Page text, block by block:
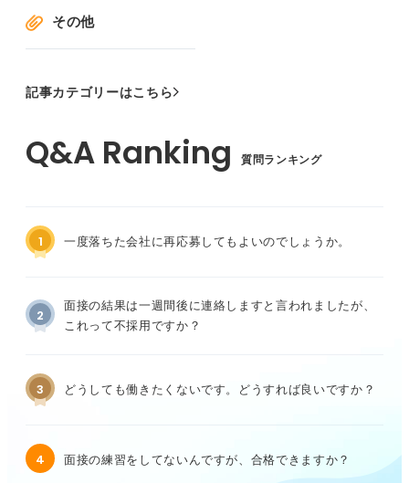
その他
記事カテゴリーはこちら
質問ランキング
1 一度落ちた会社に再応募してもよいのでしょうか。
2
面接の結果は一週間後に連絡しますと言われましたが、
これって不採用ですか？
3 どうしても働きたくないです。どうすれば良いですか？
4 面接の練習をしてないんですが、合格できますか？